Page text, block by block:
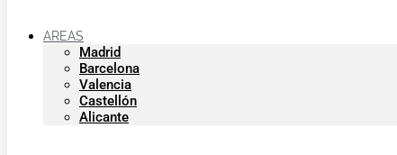
AREAS
Madrid
Barcelona
Valencia
Castellón
Alicante